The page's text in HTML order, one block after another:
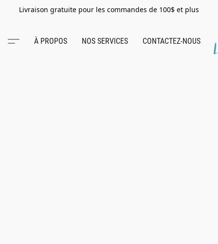
Livraison gratuite pour les commandes de 100$ et plus
À PROPOS NOS SERVICES CONTACTEZ-NOUS